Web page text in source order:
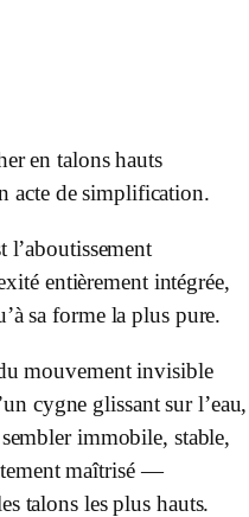
en talons hauts
acte de simplification.
l’aboutissement
entièrement intégrée,
sa forme la plus pure.
mouvement invisible
cygne glissant sur l’eau,
immobile, stable,
maîtrisé —
talons les plus hauts.